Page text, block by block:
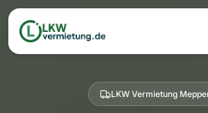
LKW Vermietung